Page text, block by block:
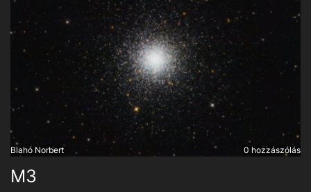
Blahó Norbert 0 hozzászólás
M3